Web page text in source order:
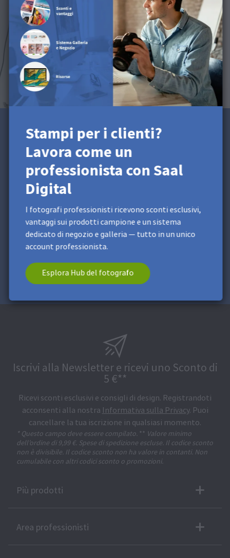
Stampi per i clienti?
Lavora come un
professionista con Saal
Digital
I fotografi professionisti ricevono sconti esclusivi,
vantaggi sui prodotti campione e un sistema
dedicato di negozio e galleria — tutto in un unico
account professionista.
Esplora Hub del fotografo
Stampi per i clienti? Lavora
come un professionista con
Saal Digital
I fotografi professionisti ricevono sconti esclusivi,
vantaggi sui prodotti campione e un sistema dedicato di
negozio e galleria — tutto in un unico account
professionista.
Iscrivi alla Newsletter e ricevi uno Sconto di
5 €**
Ricevi sconti esclusivi e consigli di design. Registrandoti
acconsenti alla nostra Informativa sulla Privacy. Puoi
cancellare la tua iscrizione in qualsiasi momento.
* Questo campo deve essere compilato. ** Valore minimo
dell’ordine di 9,99 €. Spese di spedizione escluse. Il codice sconto
non è divisibile. Il codice sconto non ha valore in contanti. Non
cumulabile con altri codici sconto o promozioni.
Più prodotti
Area professionisti